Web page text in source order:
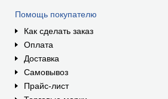
Помощь покупателю
Как сделать заказ
Оплата
Доставка
Самовывоз
Прайс-лист